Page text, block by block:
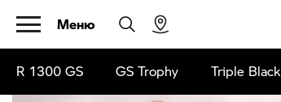
Меню
R 1300 GS GS Trophy Triple Black